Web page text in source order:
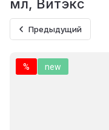
мл, Витэкс
Предыдущий
% new